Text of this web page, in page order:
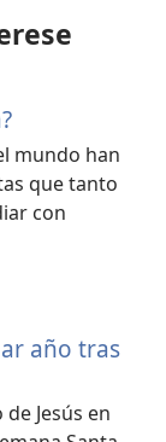
mundo han
que tanto
con
año tras
Jesús en